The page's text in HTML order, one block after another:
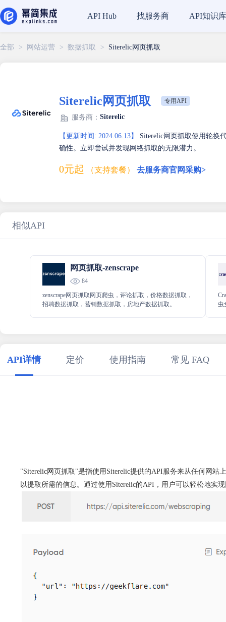
API Hub 找服务商 API知识库
全部 > 网站运营 > 数据抓取 > Siterelic网页抓取
Siterelic网页抓取 专用API
服务商： Siterelic
【更新时间: 2024.06.13】
Siterelic网页抓取使用轮换
确性。立即尝试并发现网络抓取的无限潜力。
0元起 （支持套餐） 去服务商官网采购>
相似API
网页抓取-zenscrape
84
zenscrape网页抓取网页爬虫，评论抓取，价格数据抓取，
招聘数据抓取，营销数据抓取，房地产数据抓取。
虫
API详情 定价 使用指南 常见 FAQ
"Siterelic网页抓取"是指使用Siterelic提供的API服务来从任何网站
以提取所需的信息。通过使用Siterelic的API，用户可以轻松地实